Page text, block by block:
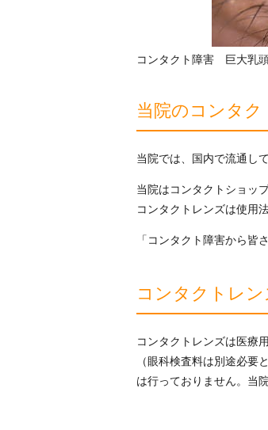
コンタクト障害 巨大乳
当院のコンタ
当院では、国内で流通し
当院はコンタクトショッ
コンタクトレンズは使用
「コンタクト障害から皆
コンタクトレ
コンタクトレンズは医療
（眼科検査料は別途必
は行っておりません。当